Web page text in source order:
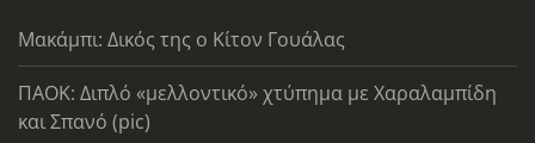
Μακάμπι: Δικός της ο Κίτον Γουάλας
ΠΑΟΚ: Διπλό «μελλοντικό» χτύπημα με Χαραλαμπίδη
και Σπανό (pic)